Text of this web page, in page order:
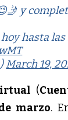
y
hasta las
March 19,
(
marzo.